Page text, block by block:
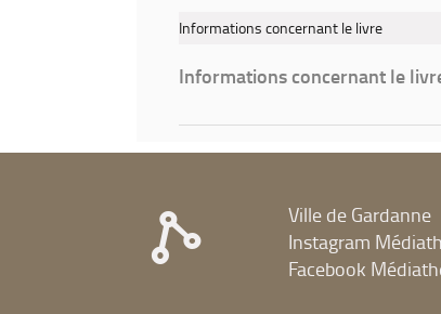
Informations concernant le livre
Informations concernant le
Ville de Gardanne
Instagram
Facebook